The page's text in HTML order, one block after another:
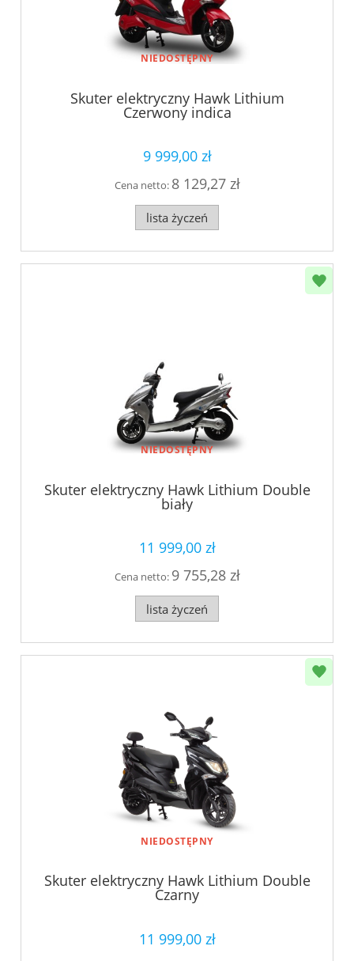
NIEDOSTĘPNY
Skuter elektryczny Hawk Lithium
Czerwony indica
9 999,00 zł
Cena netto: 8 129,27 zł
lista życzeń
NIEDOSTĘPNY
Skuter elektryczny Hawk Lithium Double
biały
11 999,00 zł
Cena netto: 9 755,28 zł
lista życzeń
NIEDOSTĘPNY
Skuter elektryczny Hawk Lithium Double
Czarny
11 999,00 zł